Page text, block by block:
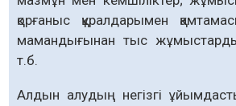
қорғаныс құралдарымен
мамандығынан тыс
т.б.
Алдын алудың негізгі